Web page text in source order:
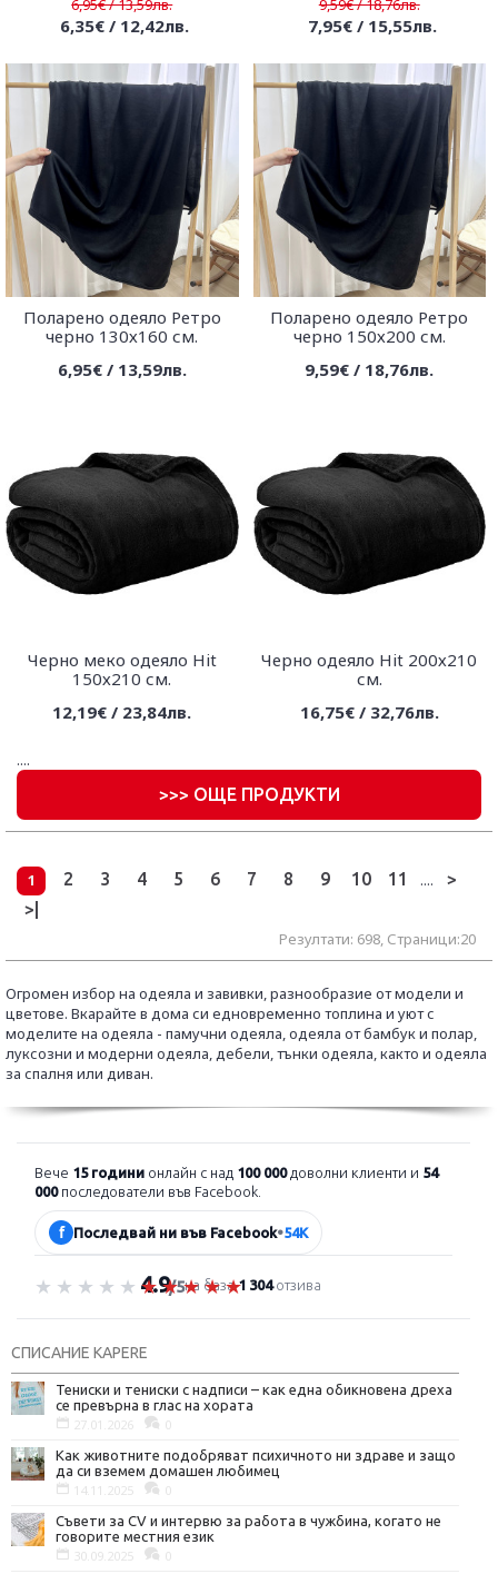
6,95€ / 13,59лв.
6,35€ / 12,42лв.
9,59€ / 18,76лв.
7,95€ / 15,55лв.
Поларено одеяло Ретро
черно 130х160 см.
6,95€ / 13,59лв.
Поларено одеяло Ретро
черно 150х200 см.
9,59€ / 18,76лв.
Черно меко одеяло Hit
150х210 см.
12,19€ / 23,84лв.
Черно одеяло Hit 200х210
см.
16,75€ / 32,76лв.
....
>>> ОЩЕ ПРОДУКТИ
1 2 3 4 5 6 7 8 9 10 11 ....
>
>|
Резултати: 698, Страници:20
Огромен избор на одеяла и завивки, разнообразие от модели и
цветове. Вкарайте в дома си едновременно топлина и уют с
моделите на одеяла - памучни одеяла, одеяла от бамбук и полар,
луксозни и модерни одеяла, дебели, тънки одеяла, както и одеяла
за спалня или диван.
Вече 15 години онлайн с над 100 000доволни клиенти и 54
000последователи във Facebook.
f Последвай ни във Facebook•54K
Оценка 4.9 от 5
4.9/5на база1 304отзива
СПИСАНИЕ KAPERE
Тениски и тениски с надписи – как една обикновена дреха
се превърна в глас на хората
27.01.2026 0
Как животните подобряват психичното ни здраве и защо
да си вземем домашен любимец
14.11.2025 0
Съвети за CV и интервю за работа в чужбина, когато не
говорите местния език
30.09.2025 0